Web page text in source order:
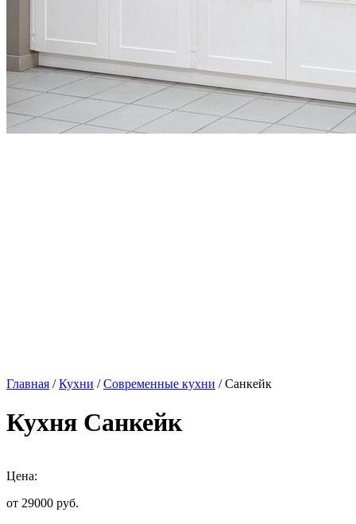
Главная /Кухни /Современные кухни / Санкейк
Кухня Санкейк
Цена:
от 29000 руб.